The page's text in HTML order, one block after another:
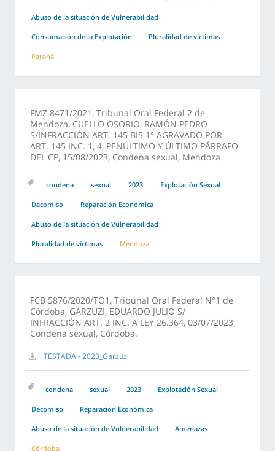
Abuso de la situación de Vulnerabilidad
Consumación de la Explotación Pluralidad de víctimas
Paraná
FMZ 8471/2021, Tribunal Oral Federal 2 de
Mendoza, CUELLO OSORIO, RAMÓN PEDRO
S/INFRACCIÓN ART. 145 BIS 1° AGRAVADO POR
ART. 145 INC. 1, 4, PENÚLTIMO Y ÚLTIMO PÁRRAFO
DEL CP, 15/08/2023, Condena sexual, Mendoza
condena sexual 2023 Explotación Sexual
Decomiso Reparación Económica
Abuso de la situación de Vulnerabilidad
Pluralidad de víctimas Mendoza
FCB 5876/2020/TO1, Tribunal Oral Federal N°1 de
Córdoba, GARZUZI, EDUARDO JULIO S/
INFRACCIÓN ART. 2 INC. A LEY 26.364, 03/07/2023,
Condena sexual, Córdoba.
TESTADA - 2023_Garzuzi
condena sexual 2023 Explotación Sexual
Decomiso Reparación Económica
Abuso de la situación de Vulnerabilidad Amenazas
Córdoba